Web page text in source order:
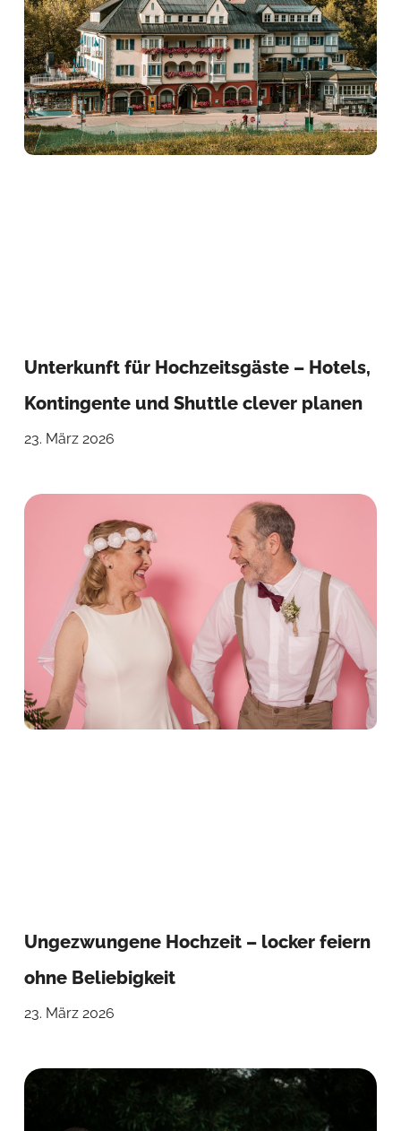
Unterkunft für Hochzeitsgäste – Hotels,
Kontingente und Shuttle clever planen
23. März 2026
Ungezwungene Hochzeit – locker feiern
ohne Beliebigkeit
23. März 2026